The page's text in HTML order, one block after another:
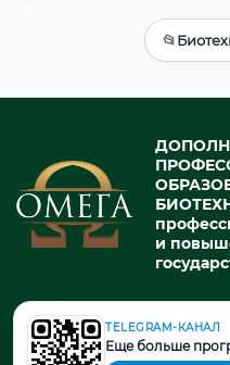
📂
и
© 2026. При использовании
на источник обязательна.
TELEGRAM-КАНАЛ
Еще больше